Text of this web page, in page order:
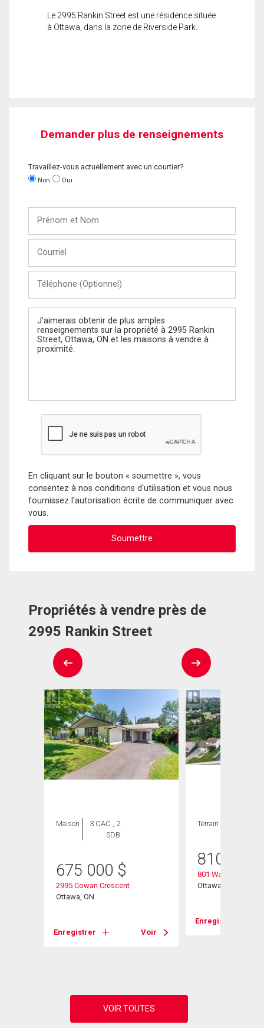
Le 2995 Rankin Street est une résidence située
à Ottawa, dans la zone de Riverside Park.
Demander plus de renseignements
Travaillez-vous actuellement avec un courtier?
Non Oui
Nom
(Optionnel)
Message
En cliquant sur le bouton « soumettre », vous
consentez à nos conditions d'utilisation et vous nous
fournissez l'autorisation écrite de communiquer avec
vous.
Propriétés à vendre près de
2995 Rankin Street
Maison
3 CAC , 2
SDB
675 000 $
2995 Cowan Crescent
Ottawa, ON
Enregistrer Voir
Terrain
810 500
801 Walkley Road
Ottawa, ON
Enregistrer